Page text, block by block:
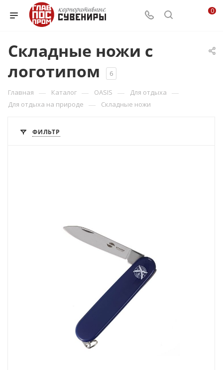
0
Складные ножи с
логотипом
6
Главная — Каталог — OASIS — Для отдыха —
Для отдыха на природе — Складные ножи
ФИЛЬТР